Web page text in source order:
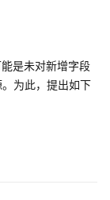
是未对新增字段
为此，提出如下